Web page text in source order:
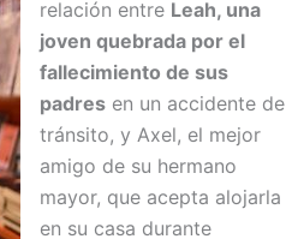
relación entre Leah, una
joven quebrada por el
fallecimiento de sus
padres en un accidente de
tránsito, y Axel, el mejor
amigo de su hermano
mayor, que acepta alojarla
en su casa durante